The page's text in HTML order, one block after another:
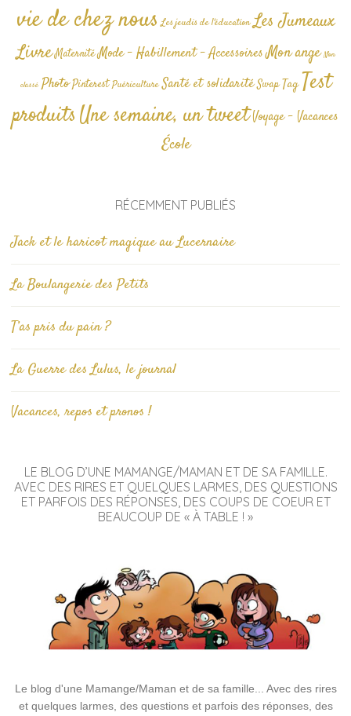
vie de chez nous Les jeudis de l'éducation Les Jumeaux
Livre Maternité Mode - Habillement - AccessoiresMon ange Non
classé Photo Pinterest Puériculture Santé et solidarité Swap TagTest
produitsUne semaine, un tweetVoyage - Vacances
École
RÉCEMMENT PUBLIÉS
Jack et le haricot magique au Lucernaire
La Boulangerie des Petits
T’as pris du pain ?
La Guerre des Lulus, le journal
Vacances, repos et pronos !
LE BLOG D’UNE MAMANGE/MAMAN ET DE SA FAMILLE.
AVEC DES RIRES ET QUELQUES LARMES, DES QUESTIONS
ET PARFOIS DES RÉPONSES, DES COUPS DE COEUR ET
BEAUCOUP DE « À TABLE ! »
Le blog d'une Mamange/Maman et de sa famille... Avec des rires
et quelques larmes, des questions et parfois des réponses, des